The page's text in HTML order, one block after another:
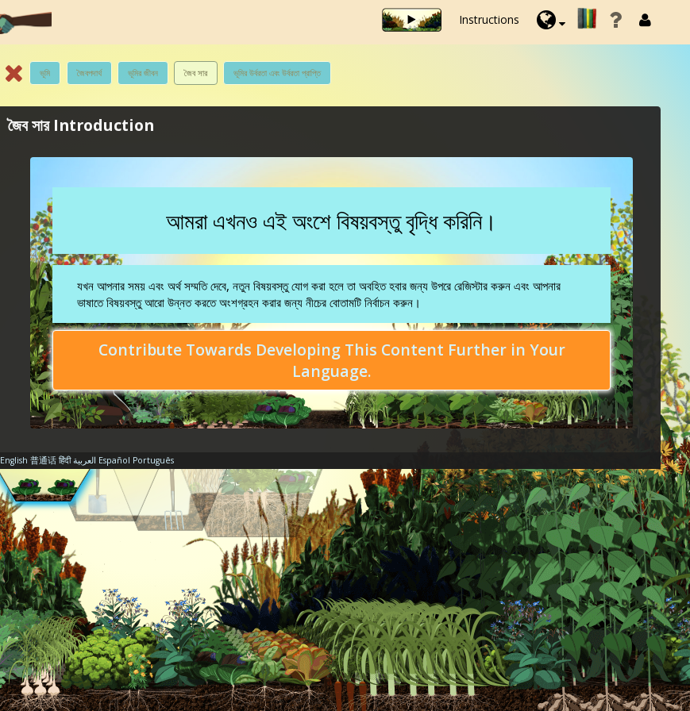
Instructions
ভূমি জৈবপদার্থ ভূমির জীবন জৈব সার ভূমির উর্বরতা এবং উর্বরতা প্রাপ্তি
জৈব সার Introduction
আমরা এখনও এই অংশে বিষয়বস্তু বৃদ্ধি করিনি।
যখন আপনার সময় এবং অর্থ সম্মতি দেবে, নতুন বিষয়বস্তু যোগ করা হলে তা অবহিত হবার জন্য উপরে রেজিস্টার করুন এবং আপনার
ভাষাতে বিষয়বস্তু আরো উন্নত করতে অংশগ্রহন করার জন্য নীচের বোতামটি নির্বাচন করুন।
Contribute Towards Developing This Content Further in Your
Language.
English 普通话 हिंदी العربية Español Português